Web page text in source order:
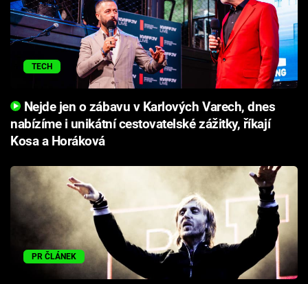
TECH
Nejde jen o zábavu v Karlových Varech, dnes
nabízíme i unikátní cestovatelské zážitky, říkají
Kosa a Horáková
PR ČLÁNEK